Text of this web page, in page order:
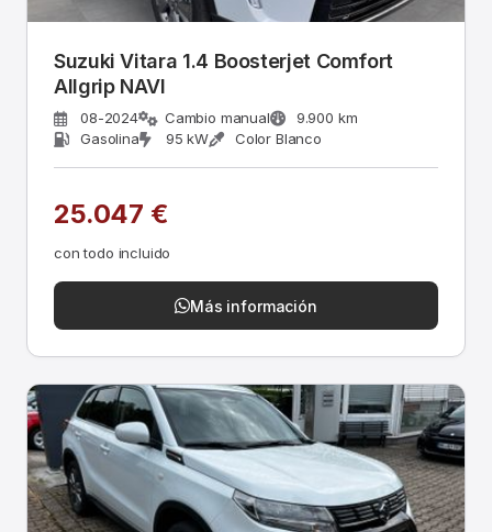
Suzuki Vitara 1.4 Boosterjet Comfort
Allgrip NAVI
08-2024 Cambio manual
9.900 km
Gasolina
95 kW Color Blanco
25.047 €
con todo incluido
Más información